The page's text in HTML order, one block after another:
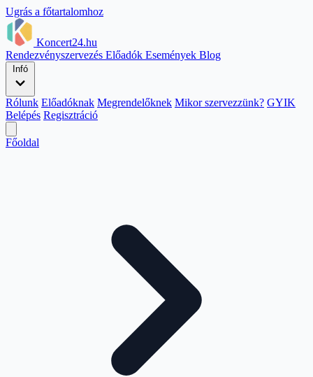
Ugrás a főtartalomhoz
Koncert24.hu
Rendezvényszervezés Előadók Események Blog
Infó
Rólunk Előadóknak Megrendelőknek Mikor szervezzünk? GYIK
Belépés Regisztráció
Főoldal